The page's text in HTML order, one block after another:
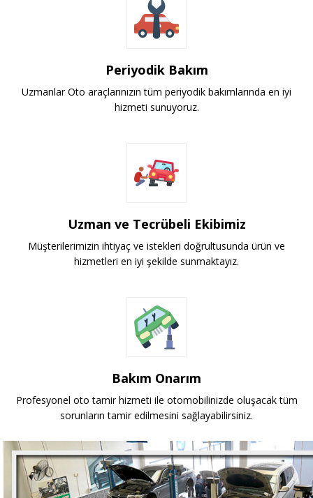
Periyodik Bakım
Uzmanlar Oto araçlarınızın tüm periyodik bakımlarında en iyi
hizmeti sunuyoruz.
Uzman ve Tecrübeli Ekibimiz
Müşterilerimizin ihtiyaç ve istekleri doğrultusunda ürün ve
hizmetleri en iyi şekilde sunmaktayız.
Bakım Onarım
Profesyonel oto tamir hizmeti ile otomobilinizde oluşacak tüm
sorunların tamir edilmesini sağlayabilirsiniz.